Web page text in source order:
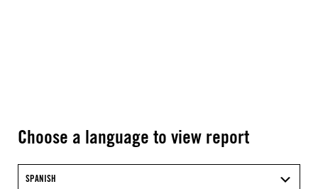
Choose a language to view report
SPANISH